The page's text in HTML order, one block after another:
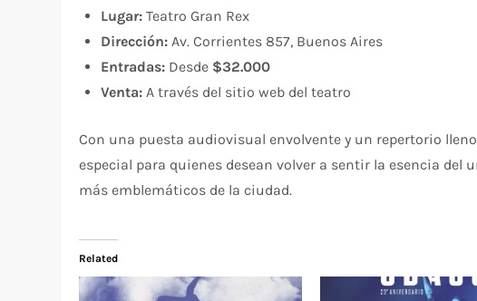
Lugar: Teatro Gran Rex
Dirección: Av. Corrientes 857, Buenos Aires
Entradas: Desde $32.000
Venta: A través del sitio web del teatro
Con una puesta audiovisual envolvente y un repertorio
especial para quienes desean volver a sentir la esencia del
más emblemáticos de la ciudad.
Related